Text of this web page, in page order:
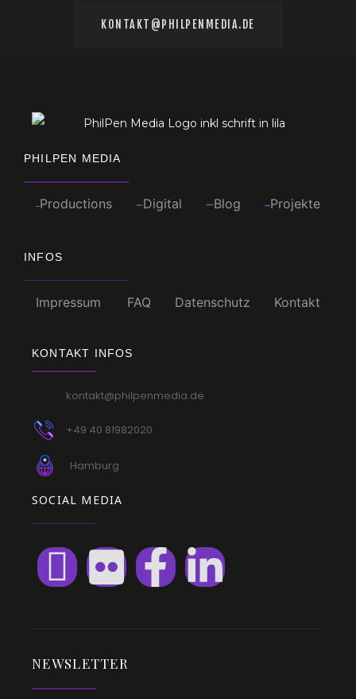
KONTAKT@PHILPENMEDIA.DE
PHILPEN MEDIA
Productions Digital Blog Projekte
INFOS
Impressum FAQ Datenschutz Kontakt
KONTAKT INFOS
kontakt@philpenmedia.de
+49 40 81982020
Hamburg
SOCIAL MEDIA
NEWSLETTER